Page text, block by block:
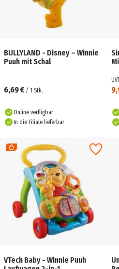
BULLYLAND - Disney – Winnie
Puuh mit Schal
6,69 € / 1 Stk.
Online verfügbar
In die Filiale lieferbar
VTech Baby - Winnie Puuh